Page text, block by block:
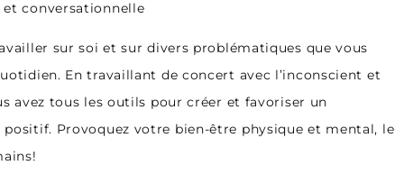
et conversationnelle
sur soi et sur divers problématiques que vous
En travaillant de concert avec l’inconscient et
avez tous les outils pour créer et favoriser un
Provoquez votre bien-être physique et mental, le